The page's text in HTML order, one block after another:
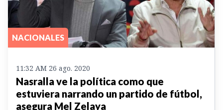
NACIONALES
11:32 AM 26 ago. 2020
Nasralla ve la política como que
estuviera narrando un partido de fútbol,
asegura Mel Zelaya